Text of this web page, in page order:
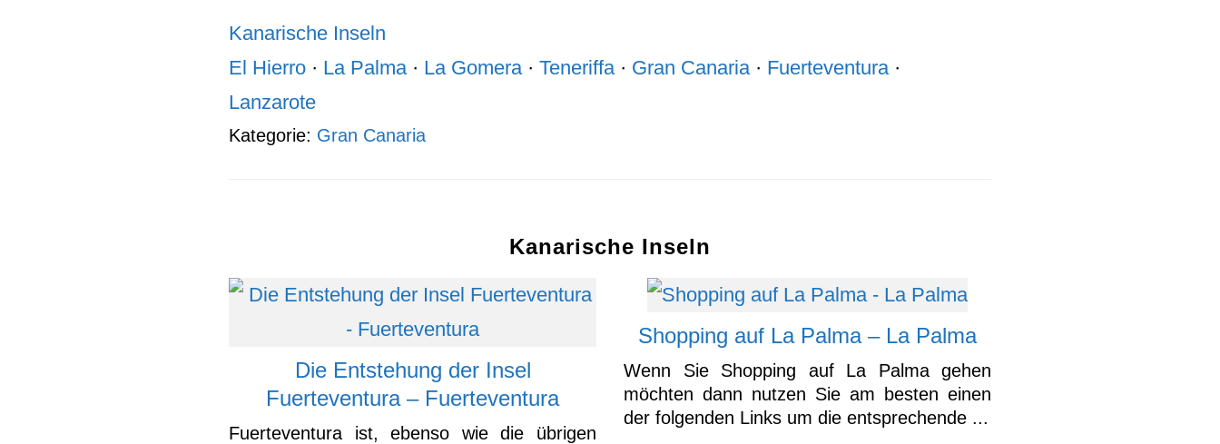
Kanarische Inseln
El Hierro · La Palma· La Gomera· Teneriffa· Gran Canaria· Fuerteventura·
Lanzarote
Kategorie: Gran Canaria
Kanarische Inseln
Die Entstehung der Insel
Fuerteventura – Fuerteventura
Fuerteventura ist, ebenso wie die übrigen
Shopping auf La Palma – La Palma
Wenn Sie Shopping auf La Palma gehen
möchten dann nutzen Sie am besten einen
der folgenden Links um die entsprechende ...